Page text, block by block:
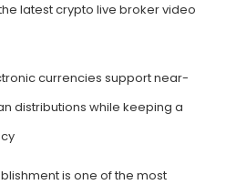
latest crypto live broker video
currencies support near-
distributions while keeping a
is one of the most